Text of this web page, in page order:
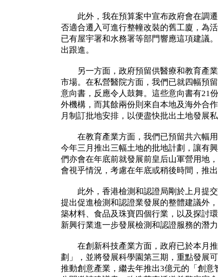
此外，我在預算案中宣布政府會在調遷
否適合遷入可進行整幢改裝的舊工廈，為
已有屋宇署和水務署等部門響應這項建議
出跟進。
另一方面，政府預留供醫療和教育產業
市場。在私營醫院方面，我們已就四幅預
意向書，反應令人鼓舞。這些意向書有21
外機構，而其餘兩份則來自本地及海外合
月制訂批地安排，以便盡快批出土地發展
在教育產業方面，我們已預留共六幅用
今年三月推出三幅土地的批地計劃，讓有
們亦會在年底前就發展前皇后山軍營用地
會視乎情況，考慮在年底或稍後時間，推
此外，香港檢測和認證局剛於上月提交
提出促進檢測和認證業發展的整體建議外
築材料、食品及珠寶四個行業，以及探討
新興行業進一步發展檢測和認證服務的潛
在創新科技產業方面，政府已於本月推
劃」，並將發展科學園第三期，重點發展
推動創意產業，繼去年推出3億元的「創